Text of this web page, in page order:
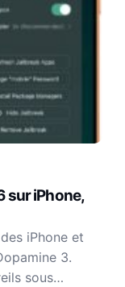
sur iPhone,
iPhone et
3.
sous…